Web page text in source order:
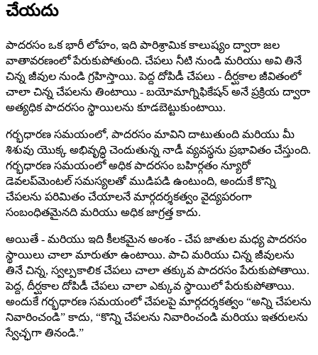
చేయదు
పాదరసం ఒక భారీ లోహం, ఇది పారిశ్రామిక కాలుష్యం ద్వారా జల
వాతావరణంలో పేరుకుపోతుంది. చేపలు నీటి నుండి మరియు అవి తినే
చిన్న జీవుల నుండి గ్రహిస్తాయి. పెద్ద దోపిడీ చేపలు - దీర్ఘకాల జీవితంలో
చాలా చిన్న చేపలను తింటాయి - బయోమాగ్నిఫికేషన్ అనే ప్రక్రియ ద్వారా
అత్యధిక పాదరసం స్థాయిలను కూడబెట్టుకుంటాయి.
గర్భధారణ సమయంలో, పాదరసం మావిని దాటుతుంది మరియు మీ
శిశువు యొక్క అభివృద్ధి చెందుతున్న నాడీ వ్యవస్థను ప్రభావితం చేస్తుంది.
గర్భధారణ సమయంలో అధిక పాదరసం బహిర్గతం న్యూరో
డెవలప్‌మెంటల్ సమస్యలతో ముడిపడి ఉంటుంది, అందుకే కొన్ని
చేపలను పరిమితం చేయాలనే మార్గదర్శకత్వం వైద్యపరంగా
సంబంధితమైనది మరియు అధిక జాగ్రత్త కాదు.
అయితే - మరియు ఇది కీలకమైన అంశం - చేప జాతుల మధ్య పాదరసం
స్థాయిలు చాలా మారుతూ ఉంటాయి. పాచి మరియు చిన్న జీవులను
తినే చిన్న, స్వల్పకాలిక చేపలు చాలా తక్కువ పాదరసం పేరుకుపోతాయి.
పెద్ద, దీర్ఘకాల దోపిడీ చేపలు చాలా ఎక్కువ స్థాయిలో పేరుకుపోతాయి.
అందుకే గర్భధారణ సమయంలో చేపలపై మార్గదర్శకత్వం “అన్ని చేపలను
నివారించండి” కాదు, “కొన్ని చేపలను నివారించండి మరియు ఇతరులను
స్వేచ్ఛగా తినండి.”